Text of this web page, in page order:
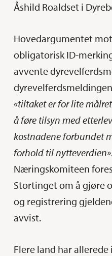
Åshild Roaldset i
Hovedargumentet
obligatorisk ID-
avvente
«tiltaket er for lite
å føre tilsyn med
kostnadene forbundet
forhold til nytteverdien»
Næringskomiteen
Stortinget om å gjøre
og registrering
avvist.
Flere land har